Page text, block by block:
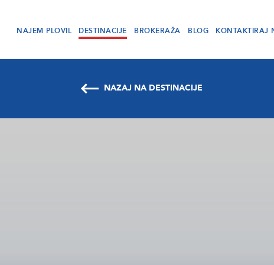
NAJEM PLOVIL DESTINACIJE BROKERAŽA BLOG KONTAKTIRAJ
NAZAJ NA DESTINACIJE